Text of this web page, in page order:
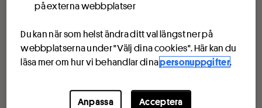
på externa webbplatser
Du kan när som helst ändra ditt val längst ner på
webbplatserna under "Välj dina cookies". Här kan du
läsa mer om hur vi behandlar dinapersonuppgifter.
Anpassa Acceptera